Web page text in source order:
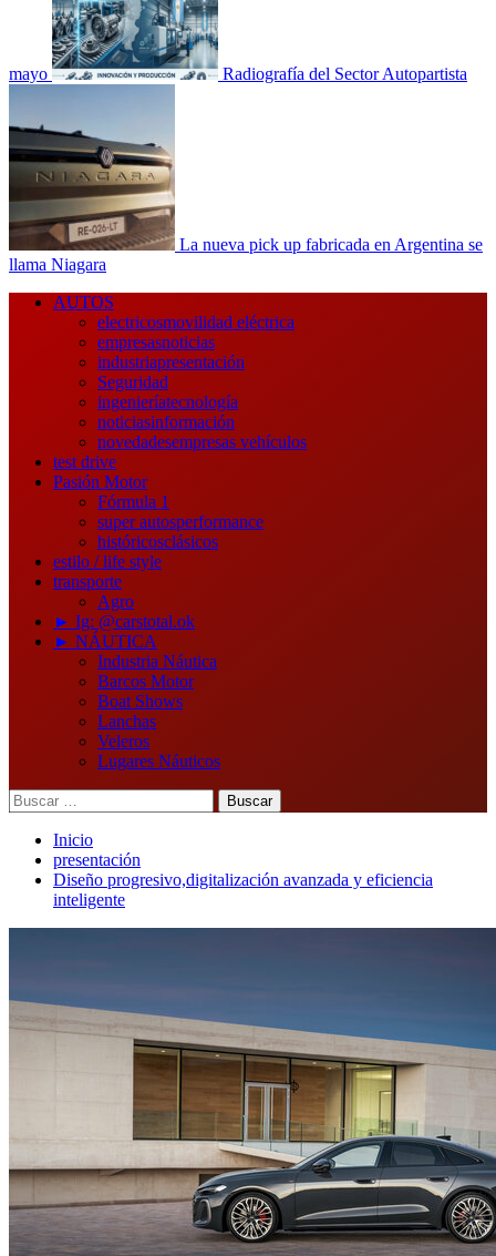
mayo Radiografía del Sector Autopartista
La nueva pick up fabricada en Argentina se
llama Niagara
Menú
AUTOS
electricosmovilidad eléctrica
empresasnoticias
industriapresentación
Seguridad
ingenieríatecnología
noticiasinformación
novedadesempresas vehículos
test drive
Pasión Motor
Fórmula 1
super autosperformance
históricosclásicos
estilo / life style
transporte
Agro
► Ig: @carstotal.ok
► NÁUTICA
Industria Náutica
Barcos Motor
Boat Shows
Lanchas
Veleros
Lugares Náuticos
Buscar:
Inicio
presentación
Diseño progresivo,digitalización avanzada y eficiencia
inteligente